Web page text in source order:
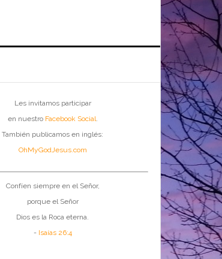
Les invitamos participar
en nuestro Facebook Social.
También publicamos en inglés:
OhMyGodJesus.com
Confíen siempre en el Señor,
porque el Señor
Dios es la Roca eterna.
- Isaías 26:4